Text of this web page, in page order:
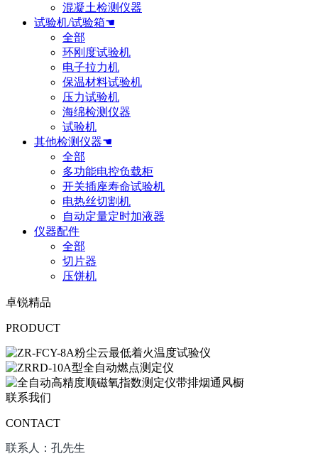
混凝土检测仪器
试验机/试验箱☚
全部
环刚度试验机
电子拉力机
保温材料试验机
压力试验机
海绵检测仪器
试验机
其他检测仪器☚
全部
多功能电控负载柜
开关插座寿命试验机
电热丝切割机
自动定量定时加液器
仪器配件
全部
切片器
压饼机
卓锐精品
PRODUCT
联系我们
CONTACT
联系人：孔先生